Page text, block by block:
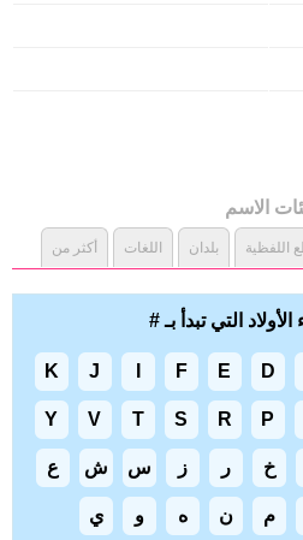
الاسم
اللفظية بلدان اللغات أكثر من
الأولاد التي تبدأ بـ #
D
E
F
J
K
P
R
S
T
V
Y
خ ر ز س ش ع
م ن ه و ي